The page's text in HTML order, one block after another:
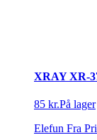
XRAY XR-
85 kr.På lager
Elefun Fra